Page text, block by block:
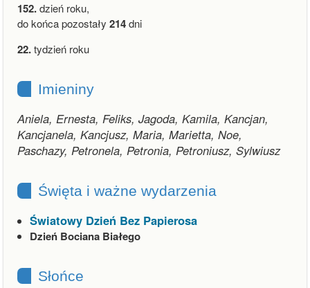
152.dzień roku,
do końca pozostały 214dni
22.tydzień roku
Imieniny
Aniela, Ernesta, Feliks, Jagoda, Kamila, Kancjan,
Kancjanela, Kancjusz, Maria, Marietta, Noe,
Paschazy, Petronela, Petronia, Petroniusz, Sylwiusz
Święta i ważne wydarzenia
Światowy Dzień Bez Papierosa
Dzień Bociana Białego
Słońce